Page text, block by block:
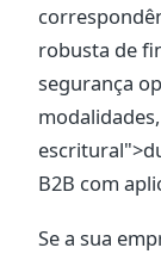
robusta de
segurança
B2B com
Se a sua